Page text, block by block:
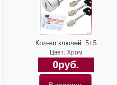
Кол-во ключей: 5+5
Цвет: Хром
0руб.